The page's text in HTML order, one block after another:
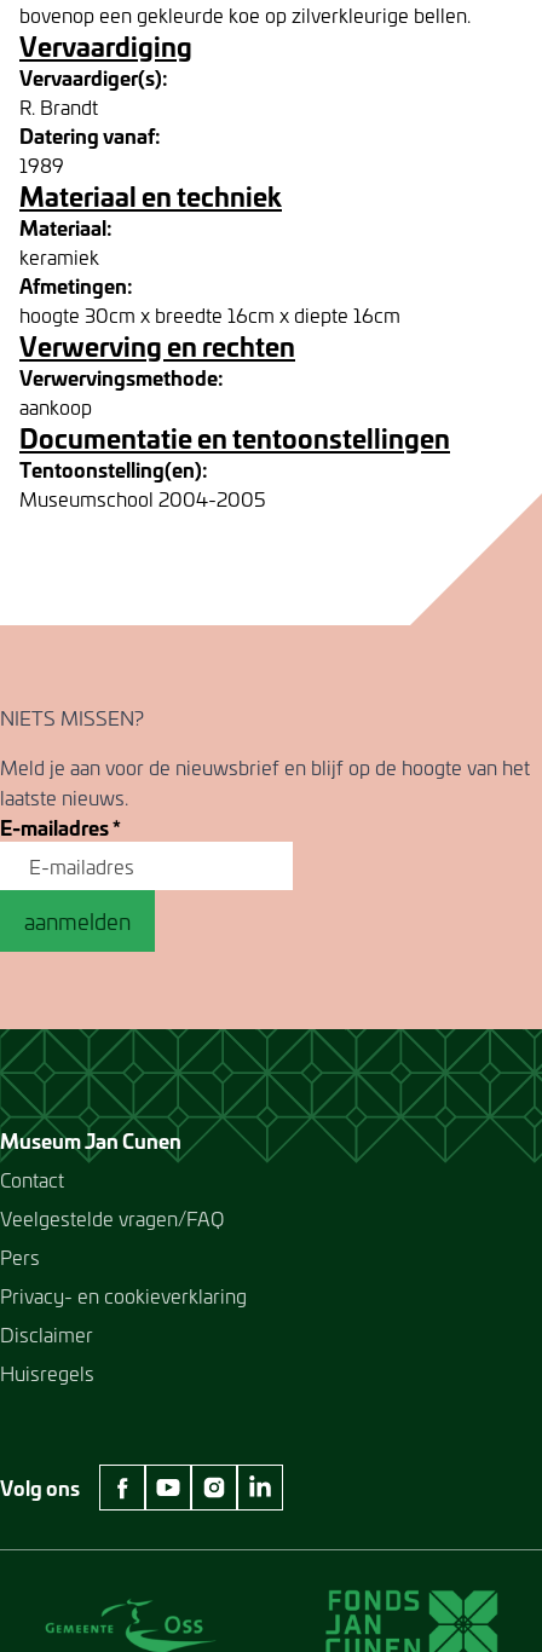
bovenop een gekleurde koe op zilverkleurige bellen.
Vervaardiging
Vervaardiger(s):
R. Brandt
Datering vanaf:
1989
Materiaal en techniek
Materiaal:
keramiek
Afmetingen:
hoogte 30cm x breedte 16cm x diepte 16cm
Verwerving en rechten
Verwervingsmethode:
aankoop
Documentatie en tentoonstellingen
Tentoonstelling(en):
Museumschool 2004-2005
NIETS MISSEN?
Meld je aan voor de nieuwsbrief en blijf op de hoogte van het
laatste nieuws.
E-mailadres*
aanmelden
Museum Jan Cunen
Contact
Veelgestelde vragen/FAQ
Pers
Privacy- en cookieverklaring
Disclaimer
Huisregels
Volg ons
facebook Museum Jan Cunen
youtube Museum Jan Cunen
instagram Museum Jan Cunen
linkedin Museum Jan Cunen